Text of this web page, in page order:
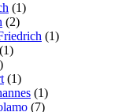
(1)
(2)
(1)
(1)
(1)
(1)
(7)